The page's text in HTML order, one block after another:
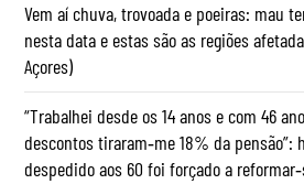
Vem aí chuva, trovoada e poeiras: mau
nesta data e estas são as regiões
Açores)
“Trabalhei desde os 14 anos e com 46
descontos tiraram‑me 18% da pensão”:
despedido aos 60 foi forçado a